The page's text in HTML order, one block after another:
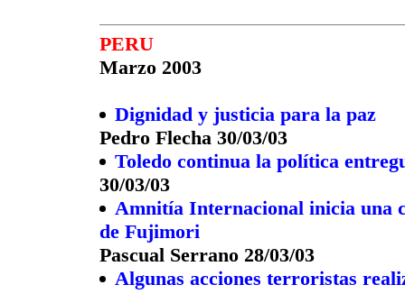
PERU
Marzo 2003
Dignidad y justicia para la paz
Pedro Flecha 30/03/03
Toledo continua la política
30/03/03
Amnitía Internacional inicia una
de Fujimori
Pascual Serrano 28/03/03
Algunas acciones terroristas